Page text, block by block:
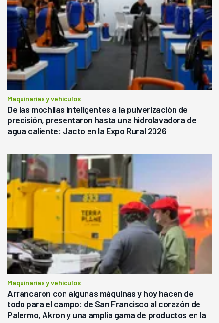
Maquinarias y vehículos
De las mochilas inteligentes a la pulverización de
precisión, presentaron hasta una hidrolavadora de
agua caliente: Jacto en la Expo Rural 2026
Maquinarias y vehículos
Arrancaron con algunas máquinas y hoy hacen de
todo para el campo: de San Francisco al corazón de
Palermo, Akron y una amplia gama de productos en la